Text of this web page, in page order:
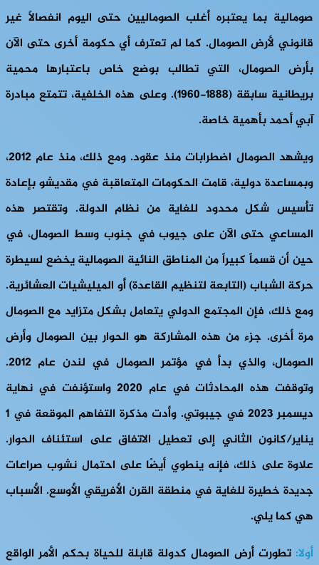
صومالية بما يعتبره أغلب الصوماليين حتى اليوم انفصالاً غير
قانوني لأرض الصومال. كما لم تعترف أي حكومة أخرى حتى الآن
بأرض الصومال، التي تطالب بوضع خاص باعتبارها محمية
بريطانية سابقة (1888-1960). وعلى هذه الخلفية، تتمتع مبادرة
آبي أحمد بأهمية خاصة.
ويشهد الصومال اضطرابات منذ عقود. ومع ذلك، منذ عام 2012،
وبمساعدة دولية، قامت الحكومات المتعاقبة في مقديشو بإعادة
تأسيس شكل محدود للغاية من نظام الدولة. وتقتصر هذه
المساعي حتى الآن على جيوب في جنوب وسط الصومال، في
حين أن قسماً كبيراً من المناطق النائية الصومالية يخضع لسيطرة
حركة الشباب (التابعة لتنظيم القاعدة) أو الميليشيات العشائرية.
ومع ذلك، فإن المجتمع الدولي يتعامل بشكل متزايد مع الصومال
مرة أخرى. جزء من هذه المشاركة هو الحوار بين الصومال وأرض
الصومال، والذي بدأ في مؤتمر الصومال في لندن عام 2012.
وتوقفت هذه المحادثات في عام 2020 واستؤنفت في نهاية
ديسمبر 2023 في جيبوتي. وأدت مذكرة التفاهم الموقعة في 1
يناير/كانون الثاني إلى تعطيل الاتفاق على استئناف الحوار.
علاوة على ذلك، فإنه ينطوي أيضًا على احتمال نشوب صراعات
جديدة خطيرة للغاية في منطقة القرن الأفريقي الأوسع. الأسباب
هي كما يلي.
أولا: تطورت أرض الصومال كدولة قابلة للحياة بحكم الأمر الواقع